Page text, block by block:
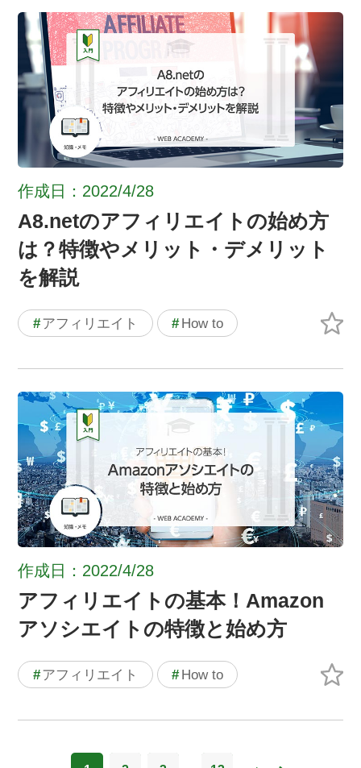
作成日：2022/4/28
A8.netのアフィリエイトの始め方
は？特徴やメリット・デメリット
を解説
#アフィリエイト #How to
作成日：2022/4/28
アフィリエイトの基本！Amazon
アソシエイトの特徴と始め方
#アフィリエイト #How to